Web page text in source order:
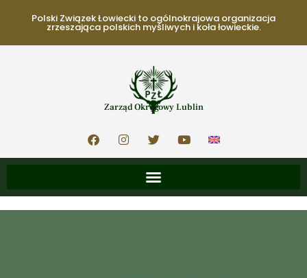
Polski Związek Łowiecki to ogólnokrajowa organizacja
zrzeszająca polskich myśliwych i koła łowieckie.
Zarząd Okręgowy Lublin